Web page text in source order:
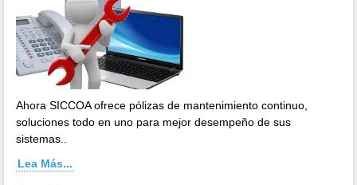
Ahora SICCOA ofrece pólizas de mantenimiento continuo,
soluciones todo en uno para mejor desempeño de sus
sistemas..
Lea Más...